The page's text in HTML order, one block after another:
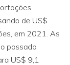
de US$
em 2021. As
passado
US$ 9,1